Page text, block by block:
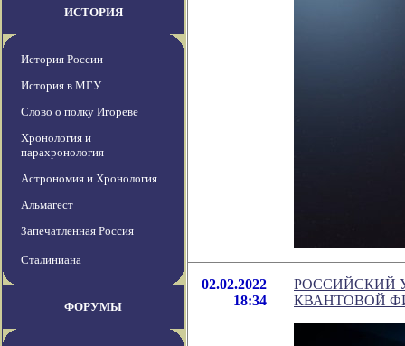
ИСТОРИЯ
История России
История в МГУ
Слово о полку Игореве
Хронология и
парахронология
Астрономия и Хронология
Альмагест
Запечатленная Россия
Сталиниана
ФОРУМЫ
02.02.2022
18:34
РОССИЙСКИЙ
КВАНТОВОЙ